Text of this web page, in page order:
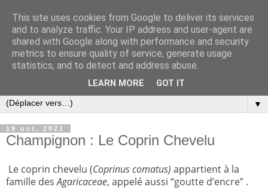
▼
19 oct. 2021
Champignon : Le Coprin Chevelu
Le coprin chevelu (Coprinus comatus) appartient à la
famille desAgaricaceae, appelé aussi “goutte d’encre” .
This site uses cookies from Google to deliver its services
and to analyze traffic. Your IP address and user-agent are
shared with Google along with performance and security
metrics to ensure quality of service, generate usage
statistics, and to detect and address abuse.
LEARN MORE GOT IT